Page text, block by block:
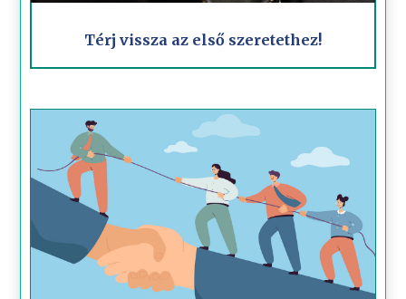
Térj vissza az első szeretethez!